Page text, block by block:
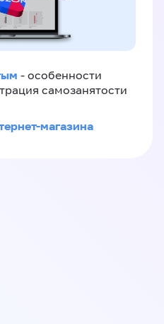
- особенности
самозанятости
магазина